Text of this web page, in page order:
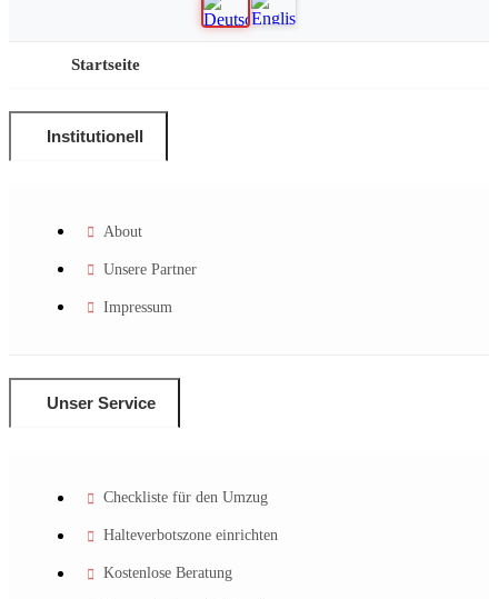
Startseite
Institutionell
About
Unsere Partner
Impressum
Unser Service
Checkliste für den Umzug
Halteverbotszone einrichten
Kostenlose Beratung